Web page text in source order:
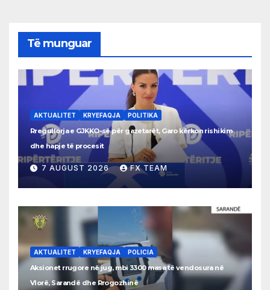
Të munguar
AKTUALITET KRYEFAQJA POLITIKA
Rregullorja e GJKKO-së për gazetarët, Garo kërkon rishikim
dhe hapje të procesit
7 AUGUST 2026 FX TEAM
AKTUALITET KRYEFAQJA POLICIA
Aksionet rrugore në jug, mbi 3300 masa të vendosura në
Vlorë, Sarandë dhe Rrogozhinë